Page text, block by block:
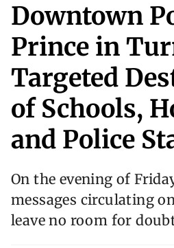
Downtown
Prince in
Targeted
of Schools,
and Police
On the evening of
messages circulating
leave no room for